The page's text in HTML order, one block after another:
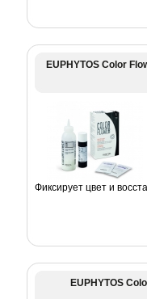
EUPHYTOS Color
Фиксирует цвет и
EUPHYTOS